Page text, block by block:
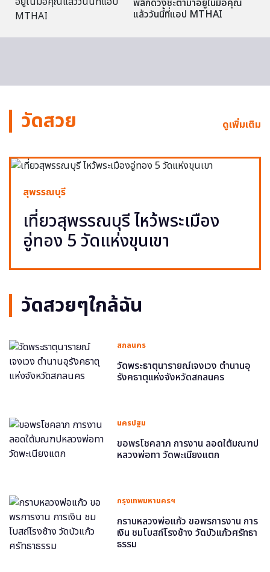
พลิกดวงชะตามาอยู่ในมือคุณ
แล้ววันนี้ที่แอป MTHAI
วัดสวย ดูเพิ่มเติม
สุพรรณบุรี
เที่ยวสุพรรณบุรี ไหว้พระเมือง
อู่ทอง 5 วัดแห่งขุนเขา
วัดสวยๆใกล้ฉัน
สกลนคร
วัดพระธาตุนารายณ์เจงเวง ตำนานอุ
รังคธาตุแห่งจังหวัดสกลนคร
นครปฐม
ขอพรโชคลาภ การงาน ลอดใต้มณฑป
หลวงพ่อทา วัดพะเนียงแตก
กรุงเทพมหานครฯ
กราบหลวงพ่อแก้ว ขอพรการงาน การ
เงิน ชมโบสถ์โรงช้าง วัดบัวแก้วศรัทธา
ธรรม